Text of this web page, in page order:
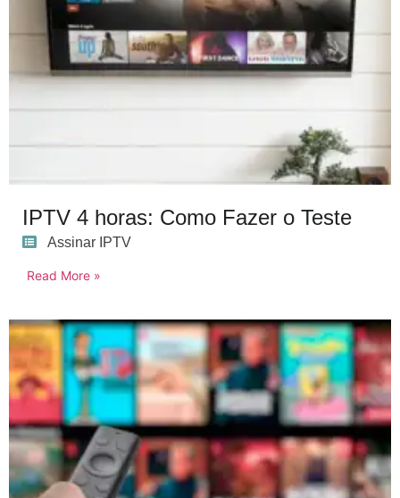
IPTV 4 horas: Como Fazer o Teste
Assinar IPTV
Read More »